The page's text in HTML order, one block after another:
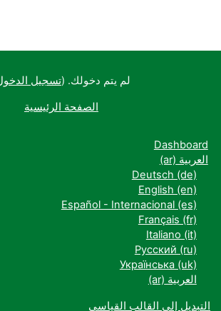
لم يتم دخولك. (تسجيل
الصفحة الرئيسية
Dashboard
العربية ‎(ar)‎
Deutsch ‎(de)‎
English ‎(en)‎
Español - Internacional ‎(es)‎
Français ‎(fr)‎
Italiano ‎(it)‎
Русский ‎(ru)‎
Українська ‎(uk)‎
العربية ‎(ar)‎
التبديل إلى القالب القياسي